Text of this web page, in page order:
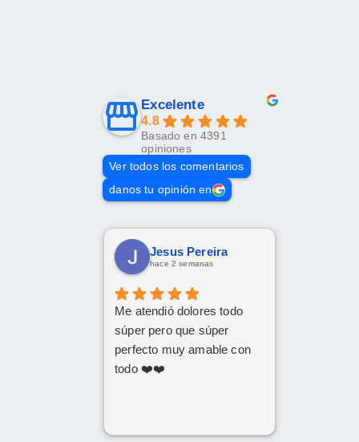
Excelente
4.8
Basado en 4391
opiniones
Ver todos los comentarios
danos tu opinión en
Jesus Pereira
hace 2 semanas
Me atendió dolores todo
súper pero que súper
perfecto muy amable con
todo ❤️❤️